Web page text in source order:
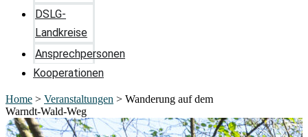
DSLG-
Landkreise
Ansprechpersonen
Kooperationen
Home > Veranstaltungen > Wanderung auf dem
Warndt-Wald-Weg